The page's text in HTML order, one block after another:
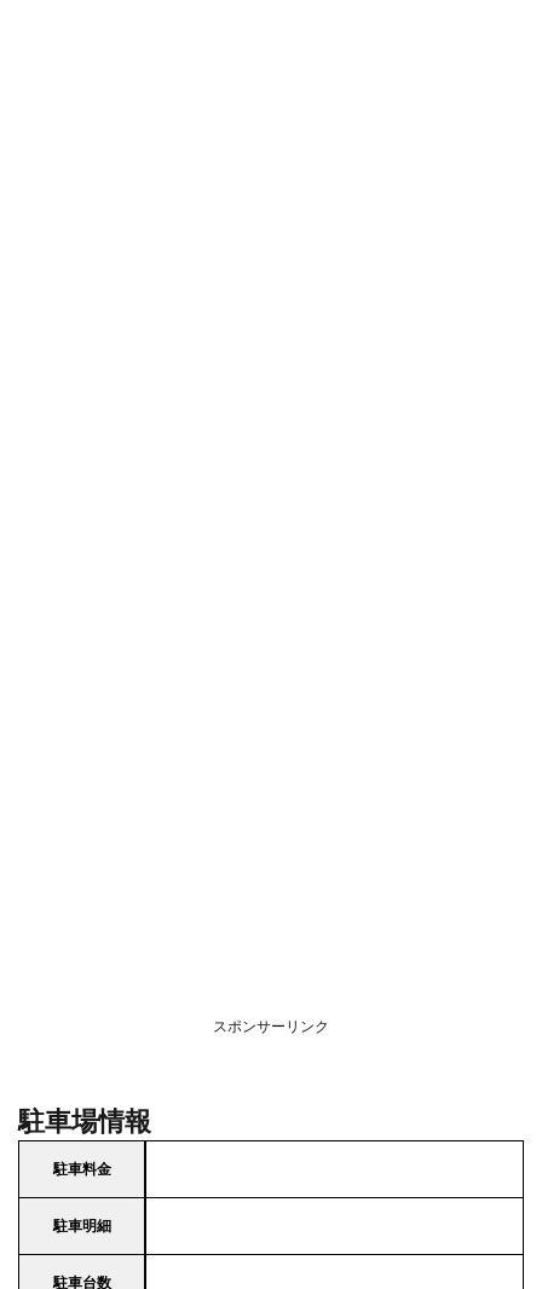
スポンサーリンク
駐車場情報
駐車料金
駐車明細
駐車台数